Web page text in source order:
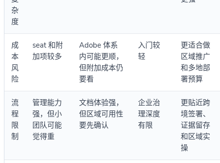
杂
度
成
本
风
险
seat 和附
加项较多
Adobe 体系
内可能更顺，
但附加成本仍
要看
入门较
轻
更适合做
区域推广
和多地部
署预算
流
程
限
制
管理能力
强，但小
团队可能
觉得重
文档体验强，
但区域可用性
要先确认
企业治
理深度
有限
更贴近跨
境签署、
证据留存
和区域实
操